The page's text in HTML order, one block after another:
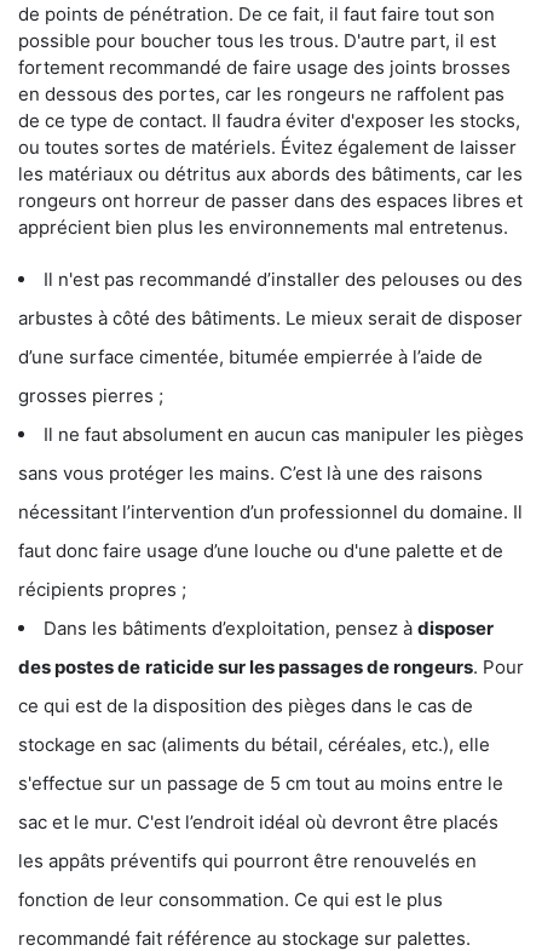
de points de pénétration. De ce fait, il faut faire tout son
possible pour boucher tous les trous. D'autre part, il est
fortement recommandé de faire usage des joints brosses
en dessous des portes, car les rongeurs ne raffolent pas
de ce type de contact. Il faudra éviter d'exposer les stocks,
ou toutes sortes de matériels. Évitez également de laisser
les matériaux ou détritus aux abords des bâtiments, car les
rongeurs ont horreur de passer dans des espaces libres et
apprécient bien plus les environnements mal entretenus.
Il n'est pas recommandé d’installer des pelouses ou des
arbustes à côté des bâtiments. Le mieux serait de disposer
d’une surface cimentée, bitumée empierrée à l’aide de
grosses pierres ;
Il ne faut absolument en aucun cas manipuler les pièges
sans vous protéger les mains. C’est là une des raisons
nécessitant l’intervention d’un professionnel du domaine. Il
faut donc faire usage d’une louche ou d'une palette et de
récipients propres ;
Dans les bâtiments d’exploitation, pensez à disposer
des postes de raticide sur les passages de rongeurs. Pour
ce qui est de la disposition des pièges dans le cas de
stockage en sac (aliments du bétail, céréales, etc.), elle
s'effectue sur un passage de 5 cm tout au moins entre le
sac et le mur. C'est l’endroit idéal où devront être placés
les appâts préventifs qui pourront être renouvelés en
fonction de leur consommation. Ce qui est le plus
recommandé fait référence au stockage sur palettes.